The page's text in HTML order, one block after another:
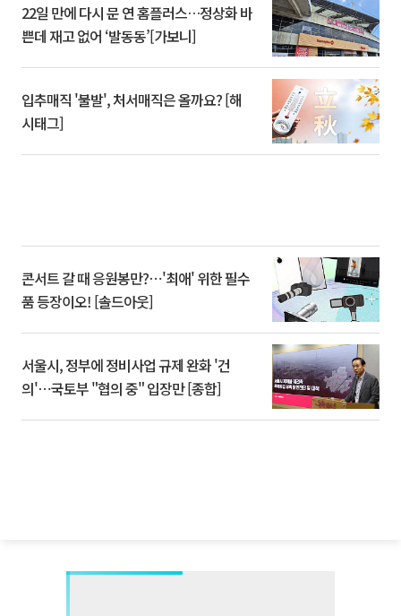
22일 만에 다시 문 연 홈플러스…정상화 바
쁜데 재고 없어 ‘발동동’[가보니]
입추매직 '불발', 처서매직은 올까요? [해
시태그]
콘서트 갈 때 응원봉만?⋯'최애' 위한 필수
품 등장이오! [솔드아웃]
서울시, 정부에 정비사업 규제 완화 '건
의'⋯국토부 "협의 중" 입장만 [종합]